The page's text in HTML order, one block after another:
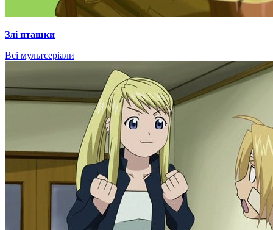
Злі пташки
Всі мультсеріали